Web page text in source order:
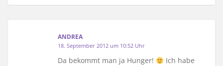
ANDREA
18. September 2012 um 10:52 Uhr
Da bekommt man ja Hunger!
Ich habe